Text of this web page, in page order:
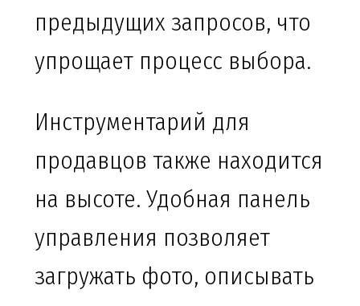
предыдущих запросов, что
упрощает процесс выбора.
Инструментарий для
продавцов также находится
на высоте. Удобная панель
управления позволяет
загружать фото, описывать